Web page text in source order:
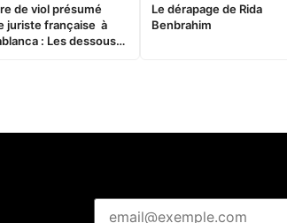
de viol présumé
juriste française à
: Les dessous
Le dérapage de Rida
Benbrahim